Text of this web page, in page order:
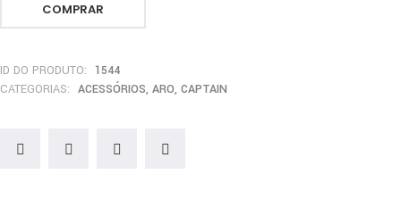
COMPRAR
ID DO PRODUTO:
1544
CATEGORIAS: ACESSÓRIOS, ARO, CAPTAIN